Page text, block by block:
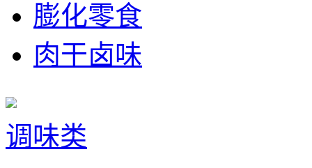
膨化零食
肉干卤味
调味类